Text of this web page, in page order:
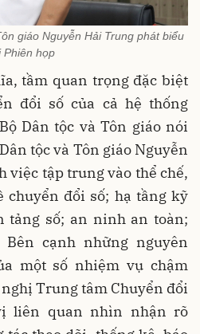
giáo Nguyễn Hải Trung phát biểu
Phiên họp
tầm quan trọng đặc biệt
đổi số của cả hệ thống
Dân tộc và Tôn giáo nói
tộc và Tôn giáo Nguyễn
việc tập trung vào thể chế,
chuyển đổi số; hạ tầng kỹ
tảng số; an ninh an toàn;
cạnh những nguyên
một số nhiệm vụ chậm
Trung tâm Chuyển đổi
liên quan nhìn nhận rõ